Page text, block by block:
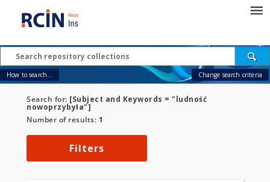
How to search... Change search criteria
Search for: [Subject and Keywords = "ludność
nowoprzybyła"]
Number of results: 1
Filters